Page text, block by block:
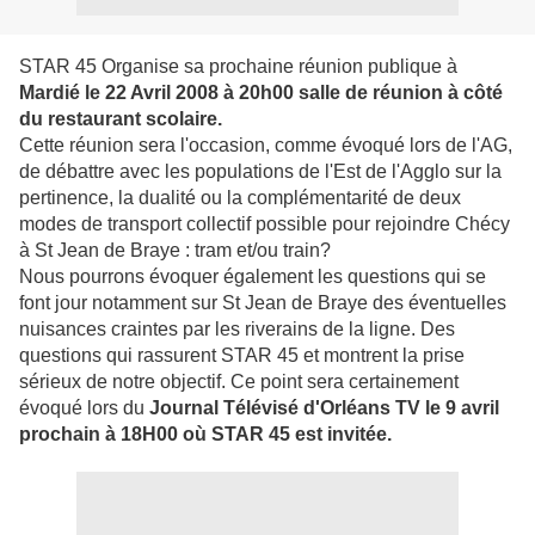
STAR 45 Organise sa prochaine réunion publique à
Mardié le 22 Avril 2008 à 20h00 salle de réunion à côté
du restaurant scolaire.
Cette réunion sera l'occasion, comme évoqué lors de l'AG,
de débattre avec les populations de l'Est de l'Agglo sur la
pertinence, la dualité ou la complémentarité de deux
modes de transport collectif possible pour rejoindre Chécy
à St Jean de Braye : tram et/ou train?
Nous pourrons évoquer également les questions qui se
font jour notamment sur St Jean de Braye des éventuelles
nuisances craintes par les riverains de la ligne. Des
questions qui rassurent STAR 45 et montrent la prise
sérieux de notre objectif. Ce point sera certainement
évoqué lors du Journal Télévisé d'Orléans TV le 9 avril
prochain à 18H00 où STAR 45 est invitée.